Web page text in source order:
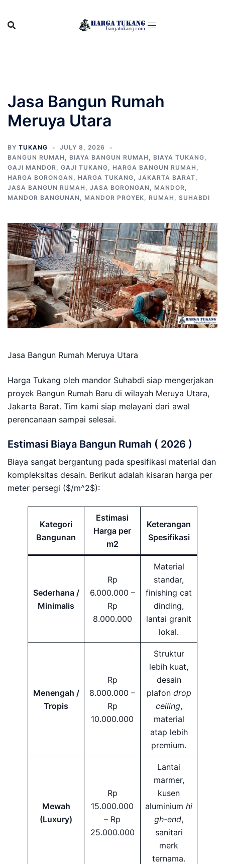
content
Jasa Bangun Rumah
Meruya Utara
BY TUKANG
JULY 8, 2026
BANGUN RUMAH , BIAYA BANGUN RUMAH , BIAYA TUKANG,
GAJI MANDOR, GAJI TUKANG, HARGA BANGUN RUMAH ,
HARGA BORONGAN , HARGA TUKANG, JAKARTA BARAT,
JASA BANGUN RUMAH , JASA BORONGAN , MANDOR,
MANDOR BANGUNAN , MANDOR PROYEK, RUMAH , SUHABDI
Jasa Bangun Rumah Meruya Utara
Harga Tukang oleh mandor Suhabdi siap mengerjakan
proyek Bangun Rumah Baru di wilayah Meruya Utara,
Jakarta Barat. Tim kami siap melayani dari awal
perencanaan sampai selesai.
Estimasi Biaya Bangun Rumah ( 2026 )
Biaya sangat bergantung pada spesifikasi material dan
kompleksitas desain. Berikut adalah kisaran harga per
meter persegi ($/m^2$):
Kategori
Bangunan
Estimasi
Harga per
m2
Keterangan
Spesifikasi
Sederhana /
Minimalis
Rp
6.000.000 –
Rp
8.000.000
Material
standar,
finishing cat
dinding,
lantai granit
lokal.
Menengah /
Tropis
Rp
8.000.000 –
Rp
10.000.000
Struktur
lebih kuat,
desain
plafon drop
ceiling,
material
atap lebih
premium.
Mewah
(Luxury)
Rp
15.000.000
– Rp
25.000.000
Lantai
marmer,
kusen
aluminium hi
gh-end,
sanitari
merk
ternama.